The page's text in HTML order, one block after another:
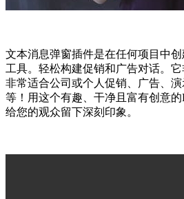
文本消息弹窗插件是在任何项目中
工具。轻松构建促销和广告对话。
非常适合公司或个人促销、广告、
等！用这个有趣、干净且富有创意
给您的观众留下深刻印象。